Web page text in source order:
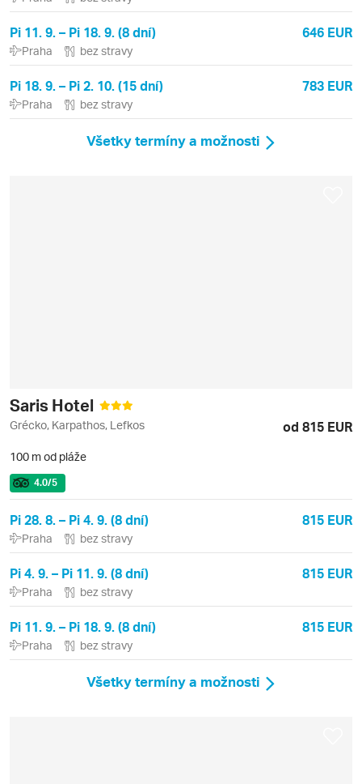
Pi 11. 9. – Pi 18. 9. (8 dní) 646 EUR
Praha bez stravy
Pi 18. 9. – Pi 2. 10. (15 dní) 783 EUR
Praha bez stravy
Všetky termíny a možnosti
Saris Hotel
Grécko, Karpathos, Lefkos od 815 EUR
100 m od pláže
4.0/5
Pi 28. 8. – Pi 4. 9. (8 dní) 815 EUR
Praha bez stravy
Pi 4. 9. – Pi 11. 9. (8 dní) 815 EUR
Praha bez stravy
Pi 11. 9. – Pi 18. 9. (8 dní) 815 EUR
Praha bez stravy
Všetky termíny a možnosti